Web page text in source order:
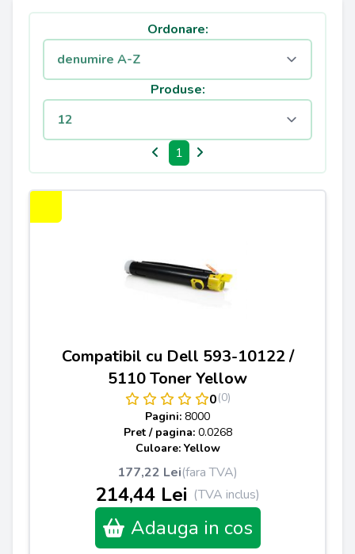
Ordonare:
Produse:
1
Compatibil cu Dell 593-10122 /
5110 Toner Yellow
0(0)
Pagini: 8000
Pret / pagina: 0.0268
Culoare: Yellow
177,22 Lei(fara TVA)
214,44 Lei (TVA inclus)
Adauga in cos